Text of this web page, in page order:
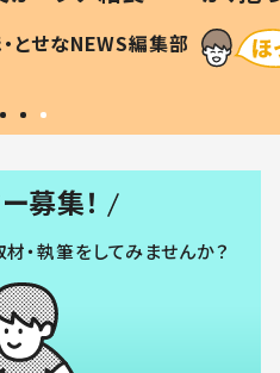
とは #令和の親
とせなNEWS編集部 「涙が
い」
募集！
・執筆をしてみませんか？